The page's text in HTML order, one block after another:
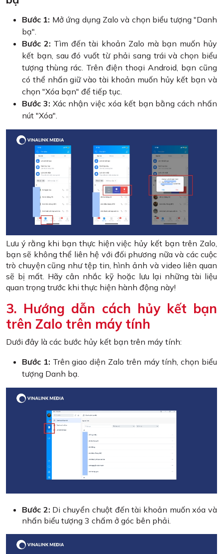
Bước 1: Mở ứng dụng Zalo và chọn biểu tượng "Danh
bạ".
Bước 2: Tìm đến tài khoản Zalo mà bạn muốn hủy
kết bạn, sau đó vuốt từ phải sang trái và chọn biểu
tượng thùng rác. Trên điện thoại Android, bạn cũng
có thể nhấn giữ vào tài khoản muốn hủy kết bạn và
chọn "Xóa bạn" để tiếp tục.
Bước 3: Xác nhận việc xóa kết bạn bằng cách nhấn
nút "Xóa".
Lưu ý rằng khi bạn thực hiện việc hủy kết bạn trên Zalo,
bạn sẽ không thể liên hệ với đối phương nữa và các cuộc
trò chuyện cũng như tệp tin, hình ảnh và video liên quan
sẽ bị mất. Hãy cân nhắc kỹ hoặc lưu lại những tài liệu
quan trọng trước khi thực hiện hành động này!
3. Hướng dẫn cách hủy kết bạn
trên Zalo trên máy tính
Dưới đây là các bước hủy kết bạn trên máy tính:
Bước 1: Trên giao diện Zalo trên máy tính, chọn biểu
tượng Danh bạ.
Bước 2: Di chuyển chuột đến tài khoản muốn xóa và
nhấn biểu tượng 3 chấm ở góc bên phải.